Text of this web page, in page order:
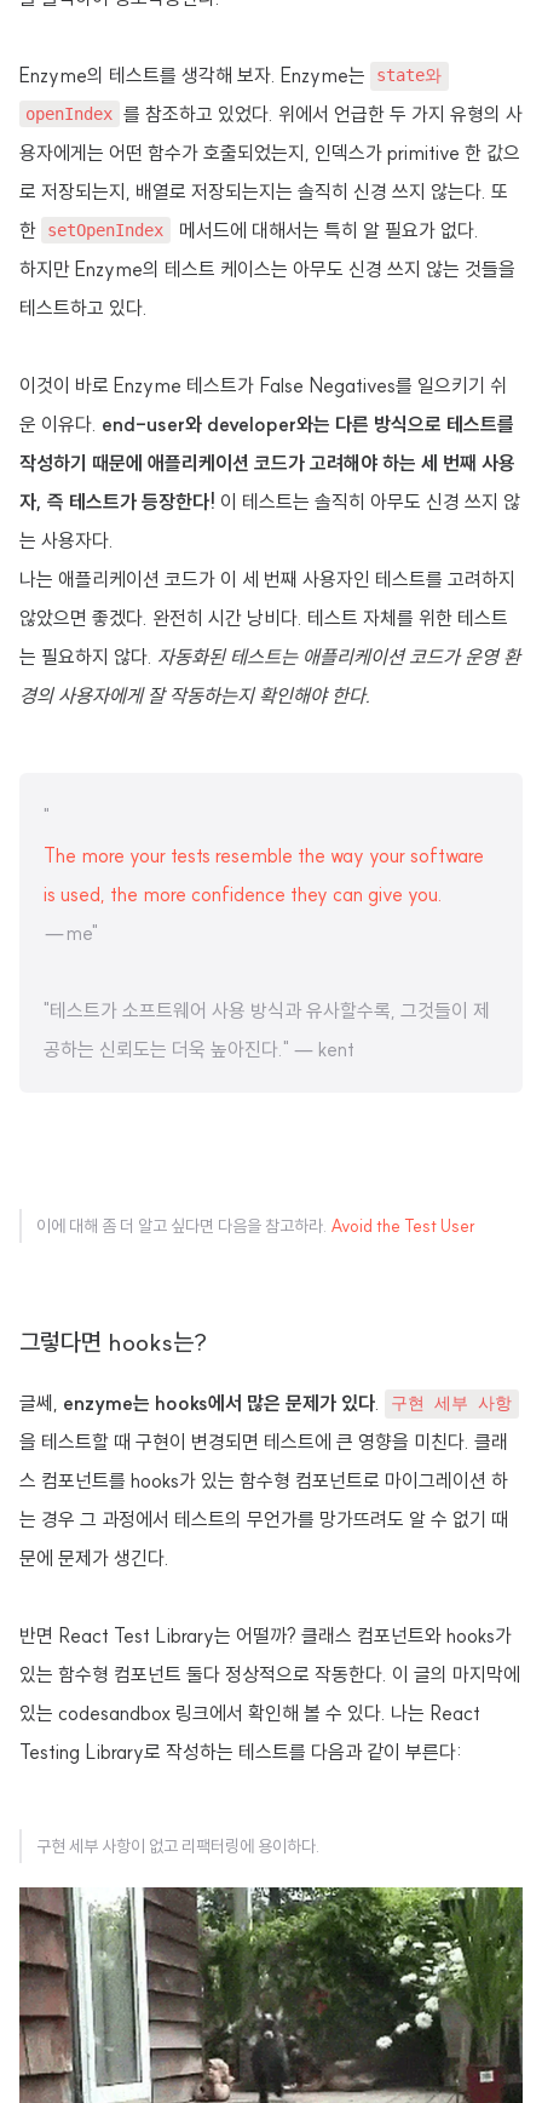
Enzyme의 테스트를 생각해 보자. Enzyme는
state와
openIndex 를 참조하고 있었다. 위에서 언급한 두 가지 유형의 사
용자에게는 어떤 함수가 호출되었는지, 인덱스가 primitive 한 값으
로 저장되는지, 배열로 저장되는지는 솔직히 신경 쓰지 않는다. 또
한
setOpenIndex
메서드에 대해서는 특히 알 필요가 없다.
하지만 Enzyme의 테스트 케이스는 아무도 신경 쓰지 않는 것들을
테스트하고 있다.
이것이 바로 Enzyme 테스트가 False Negatives를 일으키기 쉬
운 이유다. end-user와 developer와는 다른 방식으로 테스트를
작성하기 때문에 애플리케이션 코드가 고려해야 하는 세 번째 사용
자, 즉 테스트가 등장한다! 이 테스트는 솔직히 아무도 신경 쓰지 않
는 사용자다.
나는 애플리케이션 코드가 이 세 번째 사용자인 테스트를 고려하지
않았으면 좋겠다. 완전히 시간 낭비다. 테스트 자체를 위한 테스트
는 필요하지 않다. 자동화된 테스트는 애플리케이션 코드가 운영 환
경의 사용자에게 잘 작동하는지 확인해야 한다.
"
The more your tests resemble the way your software
is used, the more confidence they can give you.
— me"
"테스트가 소프트웨어 사용 방식과 유사할수록, 그것들이 제
공하는 신뢰도는 더욱 높아진다." — kent
이에 대해 좀 더 알고 싶다면 다음을 참고하라. Avoid the Test User
그렇다면 hooks는?
글쎄, enzyme는 hooks에서 많은 문제가 있다. 구현 세부 사항
을 테스트할 때 구현이 변경되면 테스트에 큰 영향을 미친다. 클래
스 컴포넌트를 hooks가 있는 함수형 컴포넌트로 마이그레이션 하
는 경우 그 과정에서 테스트의 무언가를 망가뜨려도 알 수 없기 때
문에 문제가 생긴다.
반면 React Test Library는 어떨까? 클래스 컴포넌트와 hooks가
있는 함수형 컴포넌트 둘다 정상적으로 작동한다. 이 글의 마지막에
있는 codesandbox 링크에서 확인해 볼 수 있다. 나는 React
Testing Library로 작성하는 테스트를 다음과 같이 부른다:
구현 세부 사항이 없고 리팩터링에 용이하다.